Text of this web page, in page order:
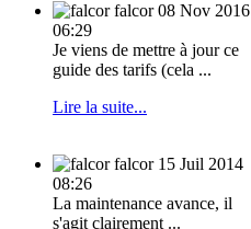
falcor 08 Nov 2016
06:29
Je viens de mettre à jour ce
guide des tarifs (cela ...
Lire la suite...
falcor 15 Juil 2014
08:26
La maintenance avance, il
s'agit clairement ...